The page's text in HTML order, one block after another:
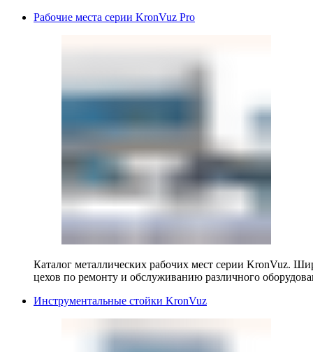
Рабочие места серии KronVuz Pro
Каталог металлических рабочих мест серии KronVuz.
цехов по ремонту и обслуживанию различного
Инструментальные стойки KronVuz